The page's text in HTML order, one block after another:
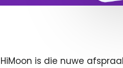
is die nuwe